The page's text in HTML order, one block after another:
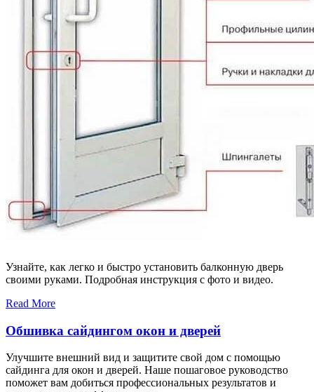
Узнайте, как легко и быстро установить балконную дверь
своими руками. Подробная инструкция с фото и видео.
Read More
Обшивка сайдингом окон и дверей
Улучшите внешний вид и защитите свой дом с помощью
сайдинга для окон и дверей. Наше пошаговое руководство
поможет вам добиться профессиональных результатов и